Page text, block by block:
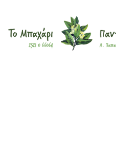
Το Μπαχάρι > Προϊόντα